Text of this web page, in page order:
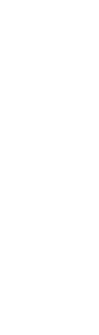
Pozrite si oba
proti USA
osemnástka
Hlinka Gretzky